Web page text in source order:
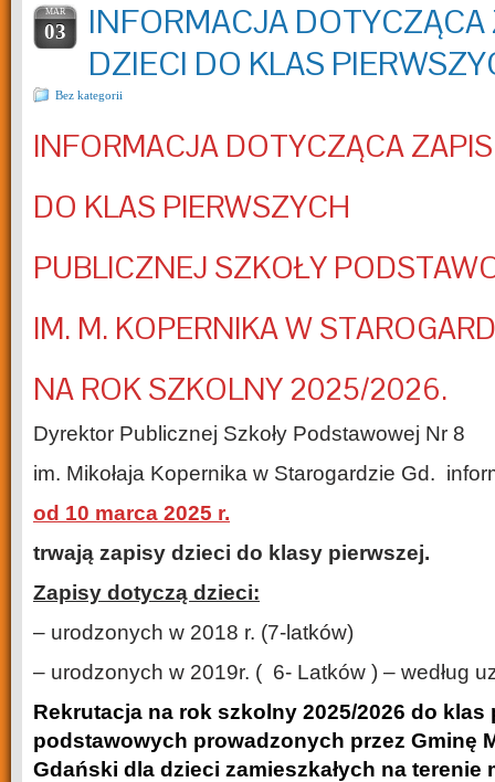
MAR
03
INFORMACJA DOTYCZĄCA
DZIECI DO KLAS
Bez kategorii
INFORMACJA DOTYCZĄCA
DO KLAS PIERWSZYCH
PUBLICZNEJ SZKOŁY
IM. M. KOPERNIKA W
NA ROK SZKOLNY 2025/2026.
Dyrektor Publicznej Szkoły Podstawowej Nr 8
im. Mikołaja Kopernika w Starogardzie Gd.
od 10 marca 2025 r.
trwają zapisy dzieci do klasy pierwszej.
Zapisy dotyczą dzieci:
– urodzonych w 2018 r. (7-latków)
– urodzonych w 2019r. ( 6- Latków ) – według
Rekrutacja na rok szkolny 2025/2026 do klas
podstawowych prowadzonych przez Gminę
Gdański dla dzieci zamieszkałych na terenie